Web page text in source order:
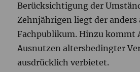
Berücksichtigung der
Zehnjährigen liegt der anders
Fachpublikum. Hinzu kommt
Ausnutzen altersbedingter
ausdrücklich verbietet.